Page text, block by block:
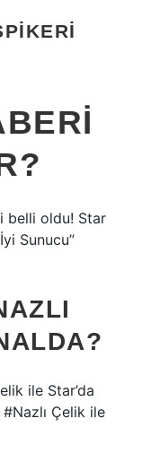
belli oldu! Star
Sunucu”
ile Star’da
Çelik ile